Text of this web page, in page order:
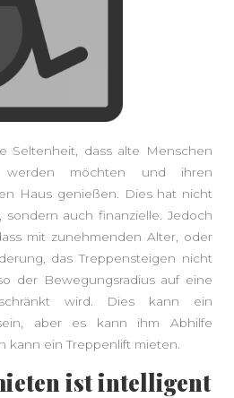
Seltenheit, dass alte Menschen
möchten und ihren
Haus genießen. Dies hat nicht
sondern auch finanzielle. Jedoch
mit zunehmenden Alter, oder
das Treppensteigen nicht
der Bewegungsradius auf eine
wird. Dies kann ein
aber es kann ihm Abhilfe
kann ein Treppenlift mieten.
ist intelligent